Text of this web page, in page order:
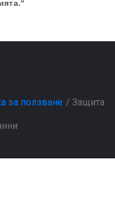
за ползване / Защита